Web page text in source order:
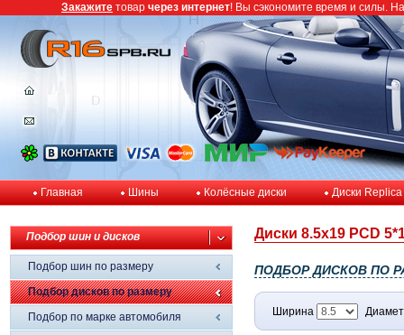
Главная Шины Колёсные диски Диски Replica
Подбор шин и дисков
Подбор шин по размеру
Подбор дисков по размеру
Подбор по марке автомобиля
Диски 8.5x19 PCD
ПОДБОР ДИСКОВ ПО
Ширина
Закажите товар через интернет! Вы сэкономите время и силы.